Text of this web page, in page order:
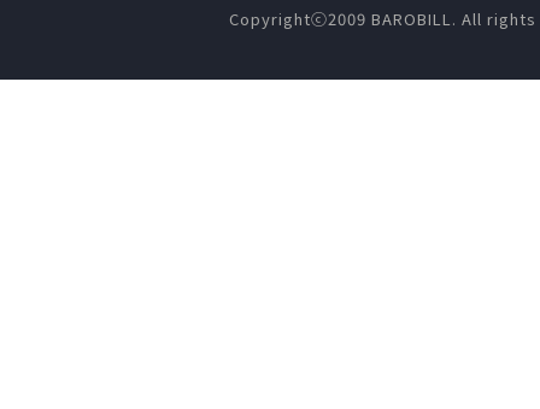
Copyrightⓒ2009 BAROBILL. All